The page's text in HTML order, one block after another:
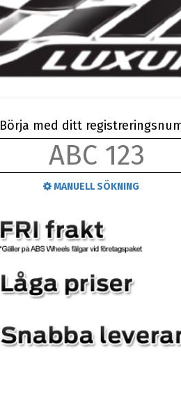
Börja med ditt
MANUELL SÖKNING